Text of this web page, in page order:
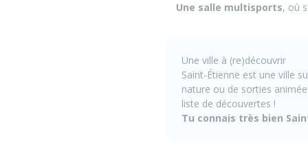
Une salle multisports, où
Une ville à (re)découvrir
Saint-Étienne est une ville
nature ou de sorties
liste de découvertes !
Tu connais très bien